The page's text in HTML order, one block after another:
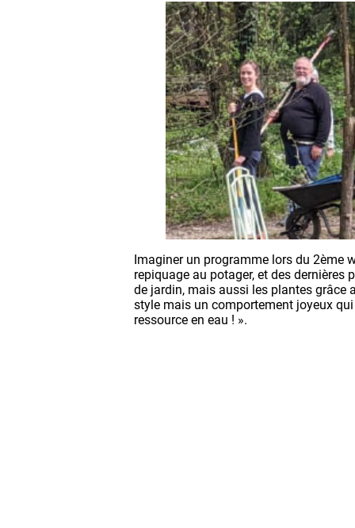
Imaginer un programme lors du 2ème
repiquage au potager, et des
de jardin, mais aussi les plantes grâce
style mais un comportement joyeux
ressource en eau ! ».